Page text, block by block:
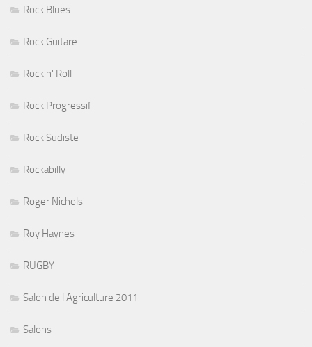
Rock Blues
Rock Guitare
Rock n' Roll
Rock Progressif
Rock Sudiste
Rockabilly
Roger Nichols
Roy Haynes
RUGBY
Salon de l'Agriculture 2011
Salons